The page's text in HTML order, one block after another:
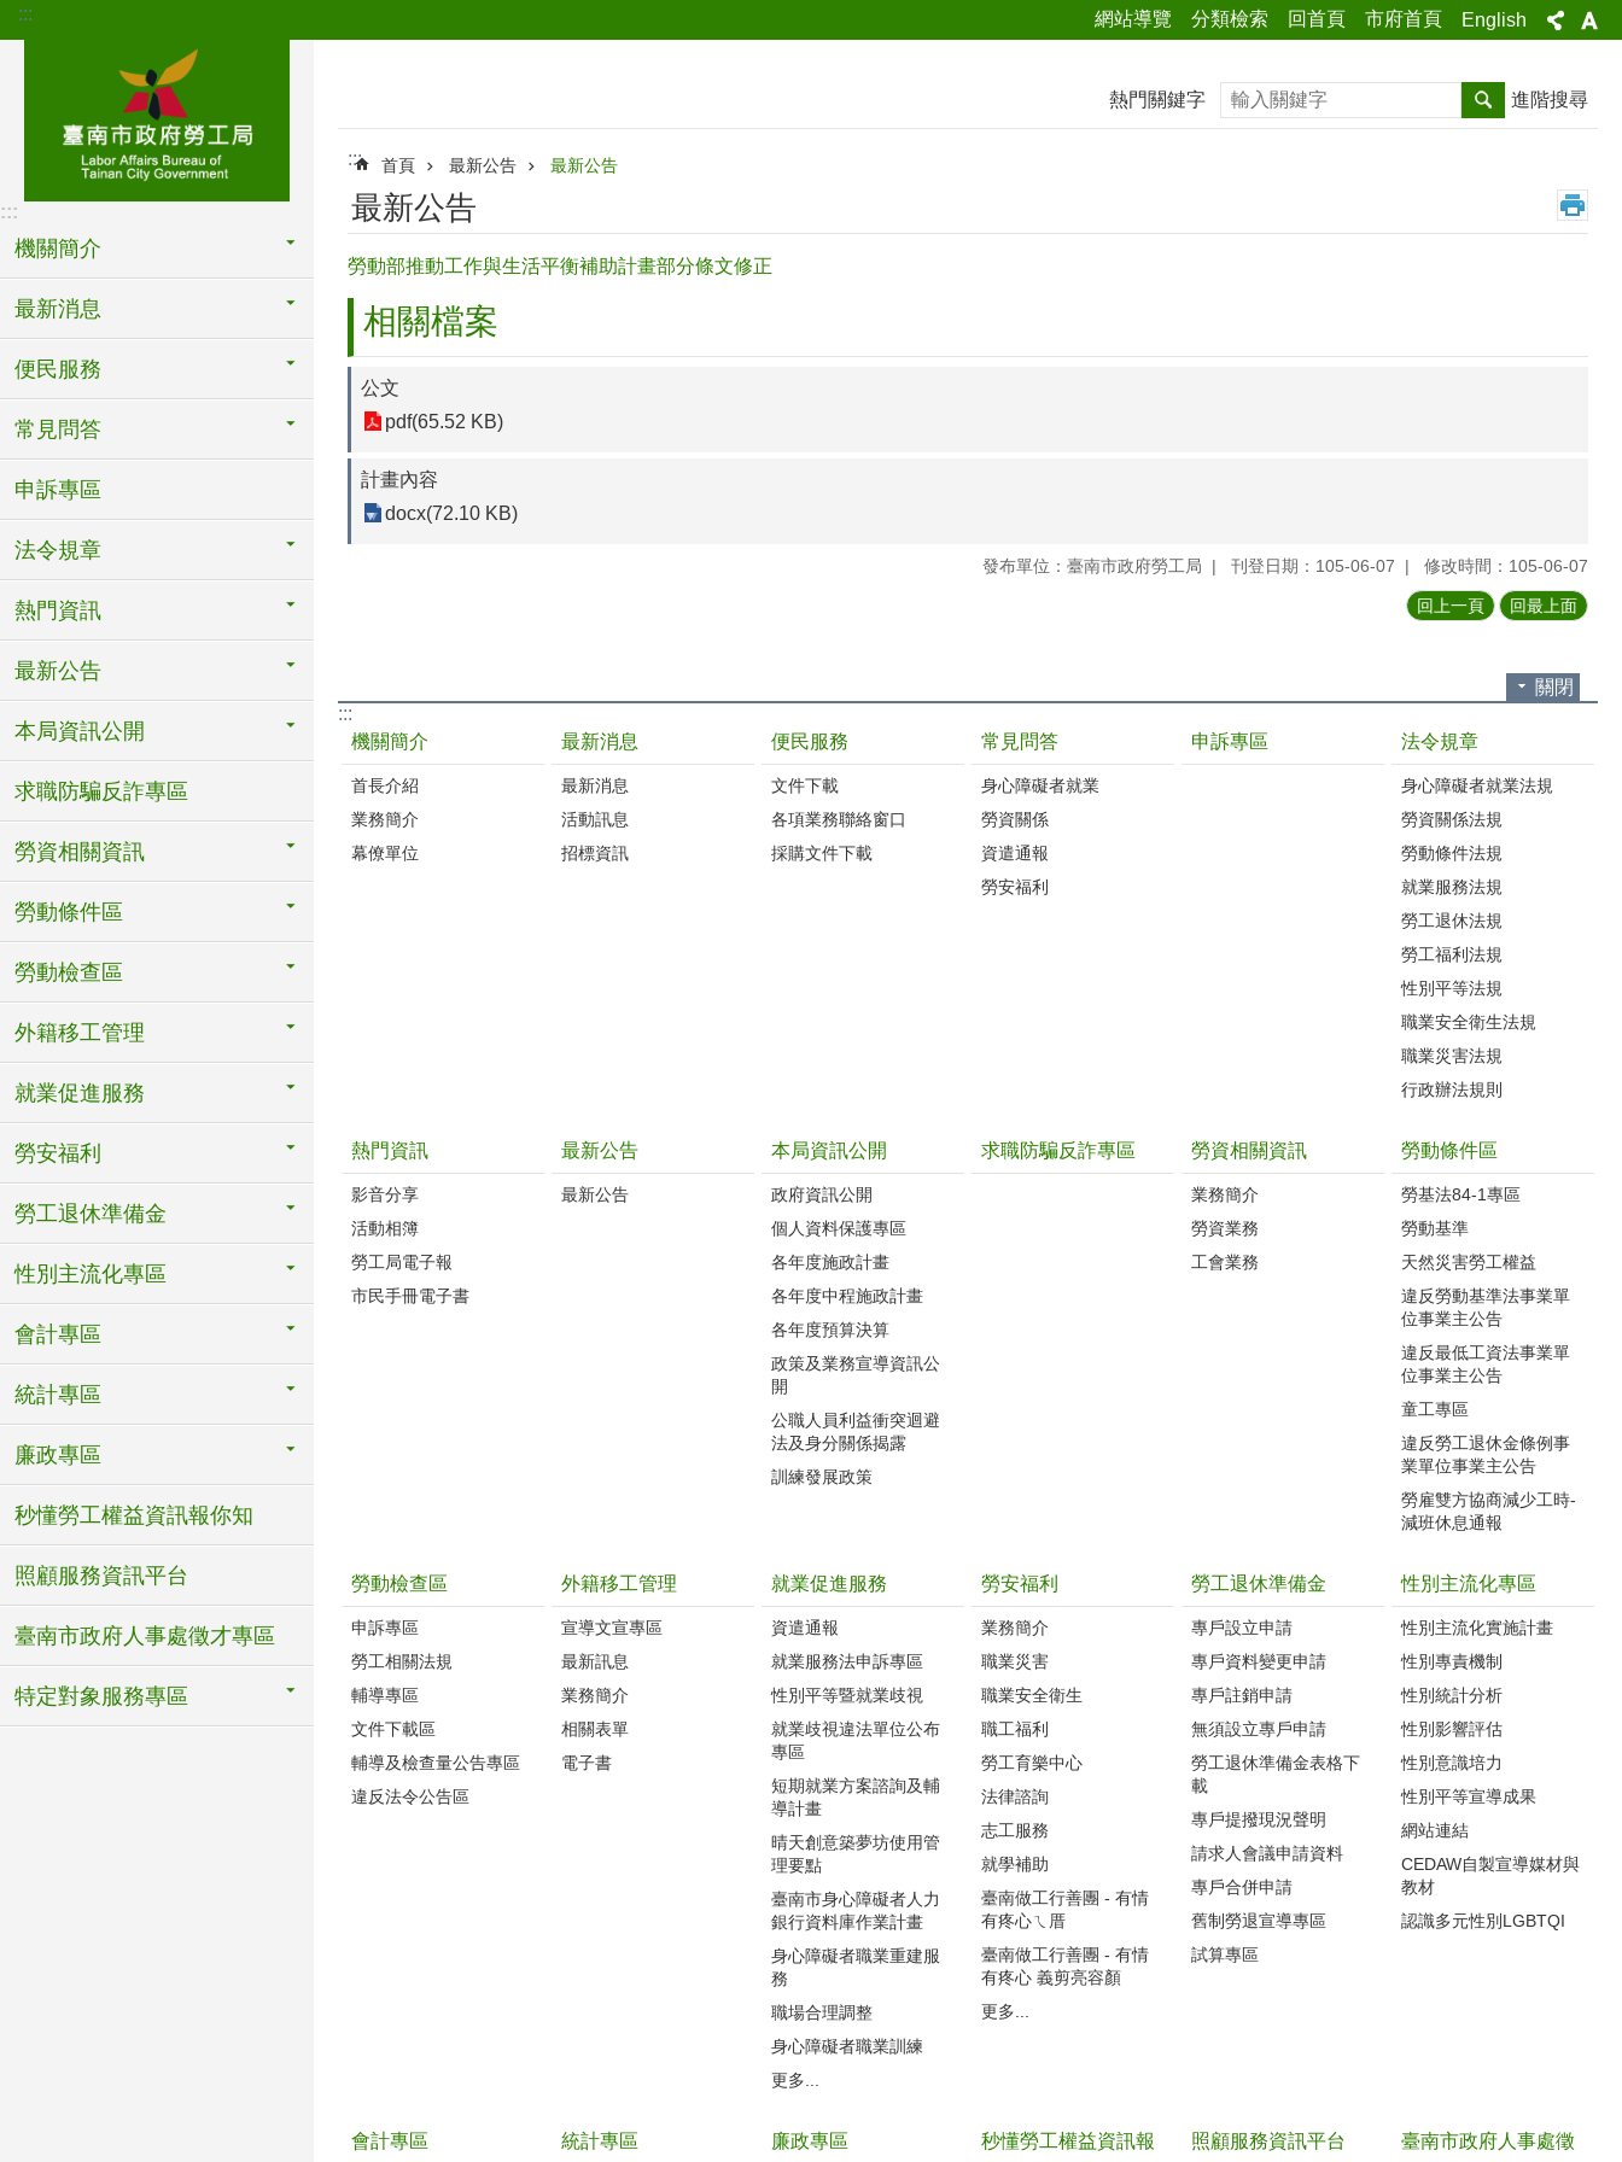
跳到主要內容區塊
::: 網站導覽 分類檢索 回首頁 市府首頁 English
:::
機關簡介
最新消息
便民服務
常見問答
申訴專區
法令規章
熱門資訊
最新公告
本局資訊公開
求職防騙反詐專區
勞資相關資訊
勞動條件區
勞動檢查區
外籍移工管理
就業促進服務
勞安福利
勞工退休準備金
性別主流化專區
會計專區
統計專區
廉政專區
秒懂勞工權益資訊報你知
照顧服務資訊平台
臺南市政府人事處徵才專區
特定對象服務專區
熱門關鍵字 搜尋 進階搜尋
::: 首頁 最新公告 最新公告
最新公告
勞動部推動工作與生活平衡補助計畫部分條文修正
相關檔案
公文
pdf(65.52 KB)
計畫內容
docx(72.10 KB)
發布單位：臺南市政府勞工局 刊登日期：105-06-07 修改時間：105-06-07
回上一頁 回最上面
關閉
:::
機關簡介
首長介紹
業務簡介
幕僚單位
最新消息
最新消息
活動訊息
招標資訊
便民服務
文件下載
各項業務聯絡窗口
採購文件下載
常見問答
身心障礙者就業
勞資關係
資遣通報
勞安福利
申訴專區 法令規章
身心障礙者就業法規
勞資關係法規
勞動條件法規
就業服務法規
勞工退休法規
勞工福利法規
性別平等法規
職業安全衛生法規
職業災害法規
行政辦法規則
熱門資訊
影音分享
活動相簿
勞工局電子報
市民手冊電子書
最新公告
最新公告
本局資訊公開
政府資訊公開
個人資料保護專區
各年度施政計畫
各年度中程施政計畫
各年度預算決算
政策及業務宣導資訊公
開
公職人員利益衝突迴避
法及身分關係揭露
訓練發展政策
求職防騙反詐專區 勞資相關資訊
業務簡介
勞資業務
工會業務
勞動條件區
勞基法84-1專區
勞動基準
天然災害勞工權益
違反勞動基準法事業單
位事業主公告
違反最低工資法事業單
位事業主公告
童工專區
違反勞工退休金條例事
業單位事業主公告
勞雇雙方協商減少工時-
減班休息通報
勞動檢查區
申訴專區
勞工相關法規
輔導專區
文件下載區
輔導及檢查量公告專區
違反法令公告區
外籍移工管理
宣導文宣專區
最新訊息
業務簡介
相關表單
電子書
就業促進服務
資遣通報
就業服務法申訴專區
性別平等暨就業歧視
就業歧視違法單位公布
專區
短期就業方案諮詢及輔
導計畫
晴天創意築夢坊使用管
理要點
臺南市身心障礙者人力
銀行資料庫作業計畫
身心障礙者職業重建服
務
職場合理調整
身心障礙者職業訓練
更多...
勞安福利
業務簡介
職業災害
職業安全衛生
職工福利
勞工育樂中心
法律諮詢
志工服務
就學補助
臺南做工行善團 - 有情
有疼心ㄟ厝
臺南做工行善團 - 有情
有疼心 義剪亮容顏
更多...
勞工退休準備金
專戶設立申請
專戶資料變更申請
專戶註銷申請
無須設立專戶申請
勞工退休準備金表格下
載
專戶提撥現況聲明
請求人會議申請資料
專戶合併申請
舊制勞退宣導專區
試算專區
性別主流化專區
性別主流化實施計畫
性別專責機制
性別統計分析
性別影響評估
性別意識培力
性別平等宣導成果
網站連結
CEDAW自製宣導媒材與
教材
認識多元性別LGBTQI
會計專區 統計專區 廉政專區 秒懂勞工權益資訊報 照顧服務資訊平台 臺南市政府人事處徵